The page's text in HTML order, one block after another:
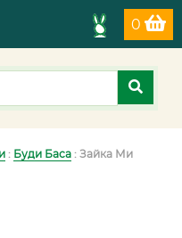
0
: Буди Баса : Зайка Ми